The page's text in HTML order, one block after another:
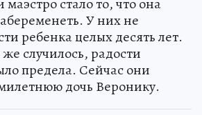
стало то, что она
У них не
ребенка целых десять лет.
же случилось, радости
предела. Сейчас они
дочь Веронику.